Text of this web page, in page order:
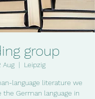
group
Aug
  |
Leipzig
language literature we
the German language in